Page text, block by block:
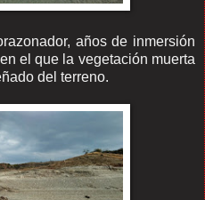
años de inmersión
el que la vegetación muerta
del terreno.